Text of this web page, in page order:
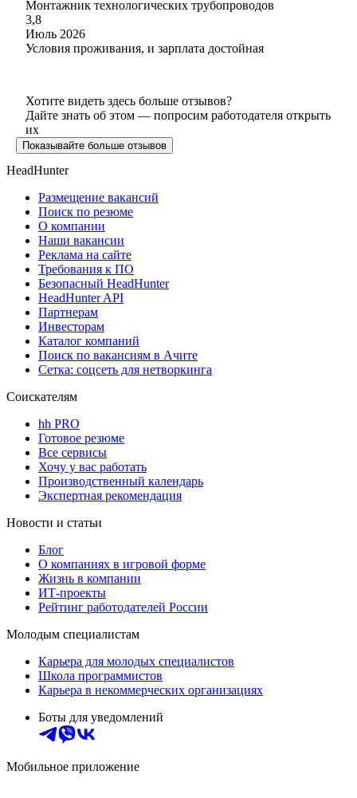
Монтажник технологических трубопроводов
3,8
Июль 2026
Условия проживания, и зарплата достойная
Хотите видеть здесь больше отзывов?
Дайте знать об этом — попросим работодателя открыть
их
Показывайте больше отзывов
HeadHunter
Размещение вакансий
Поиск по резюме
О компании
Наши вакансии
Реклама на сайте
Требования к ПО
Безопасный HeadHunter
HeadHunter API
Партнерам
Инвесторам
Каталог компаний
Поиск по вакансиям в Ачите
Сетка: соцсеть для нетворкинга
Соискателям
hh PRO
Готовое резюме
Все сервисы
Хочу у вас работать
Производственный календарь
Экспертная рекомендация
Новости и статьи
Блог
О компаниях в игровой форме
Жизнь в компании
ИТ-проекты
Рейтинг работодателей России
Молодым специалистам
Карьера для молодых специалистов
Школа программистов
Карьера в некоммерческих организациях
Боты для уведомлений
Мобильное приложение